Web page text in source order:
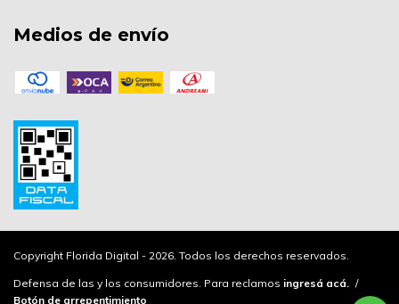
Medios de envío
Copyright Florida Digital - 2026. Todos los derechos reservados.
Defensa de las y los consumidores. Para reclamos ingresá acá. /
Botón de arrepentimiento